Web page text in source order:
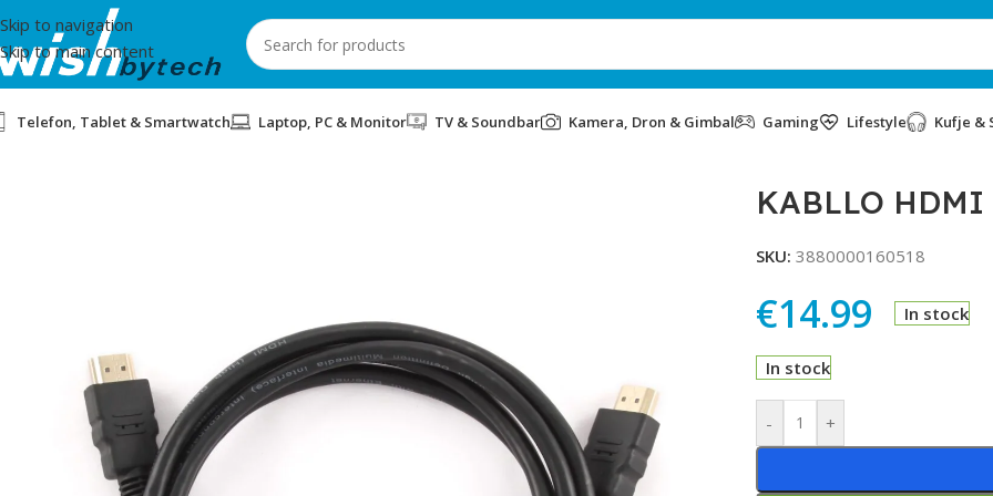
Skip to navigation
Skip to main content
Telefon, Tablet & Smartwatch Laptop, PC & Monitor TV & Soundbar Kamera, Dron & Gimbal Gaming Lifestyle Kufje &
KABLLO HDMI
SKU: 3880000160518
€14.99 In stock
In stock
- +
Alternative: